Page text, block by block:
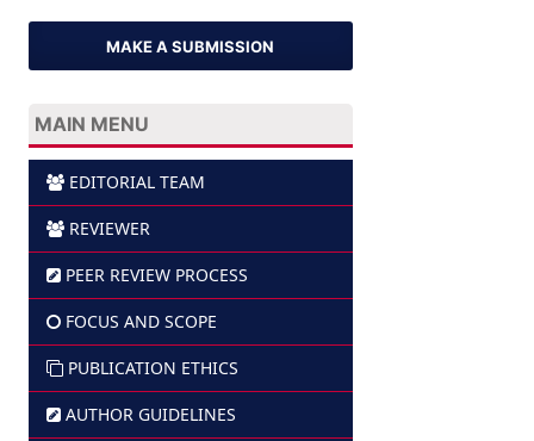
MAKE A SUBMISSION
MAIN MENU
EDITORIAL TEAM
REVIEWER
PEER REVIEW PROCESS
FOCUS AND SCOPE
PUBLICATION ETHICS
AUTHOR GUIDELINES